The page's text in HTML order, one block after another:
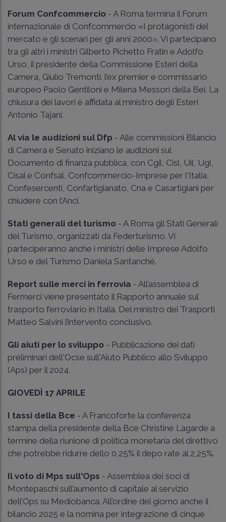
Forum Confcommercio - A Roma termina il Forum
internazionale di Confcommercio «I protagonisti del
mercato e gli scenari per gli anni 2000». Vi partecipano
tra gli altri i ministri Gilberto Pichetto Fratin e Adolfo
Urso, il presidente della Commissione Esteri della
Camera, Giulio Tremonti. l’ex premier e commissario
europeo Paolo Gentiloni e Milena Messori della Bei. La
chiusura dei lavori è affidata al ministro degli Esteri
Antonio Tajani.
Al via le audizioni sul Dfp - Alle commissioni Bilancio
di Camera e Senato iniziano le audizioni sul
Documento di finanza pubblica, con Cgil, Cisl, Uil, Ugl,
Cisal e Confsal, Confcommercio-Imprese per l'Italia,
Confesercenti, Confartigianato, Cna e Casartigiani per
chiudere con l’Anci.
Stati generali del turismo - A Roma gli Stati Generali
del Turismo, organizzati da Federturismo. Vi
parteciperanno anche i ministri delle Imprese Adolfo
Urso e del Turismo Daniela Santanché.
Report sulle merci in ferrovia - All’assemblea di
Fermerci viene presentato il Rapporto annuale sul
trasporto ferroviario in Italia. Del ministro dei Trasporti
Matteo Salvini l’intervento conclusivo.
Gli aiuti per lo sviluppo - Pubblicazione dei dati
preliminari dell'Ocse sull'Aiuto Pubblico allo Sviluppo
(Aps) per il 2024.
GIOVEDÌ 17 APRILE
I tassi della Bce - A Francoforte la conferenza
stampa della presidente della Bce Christine Lagarde a
termine della riunione di politica monetaria del direttivo
che potrebbe ridurre dello 0,25% il depo rate al 2,25%.
Il voto di Mps sull'Ops - Assemblea dei soci di
Montepaschi sull’aumento di capitale al servizio
dell’Ops su Mediobanca. All’ordine del giorno anche il
bilancio 2025 e la nomina per integrazione di cinque